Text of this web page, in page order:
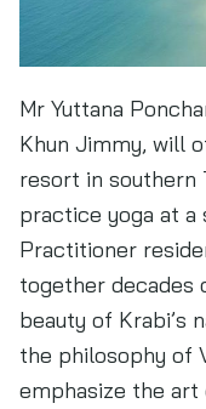
Mr Yuttana
Khun Jimmy, will
resort in southern
practice yoga at a
Practitioner
together decades
beauty of Krabi’s
the philosophy of
emphasize the